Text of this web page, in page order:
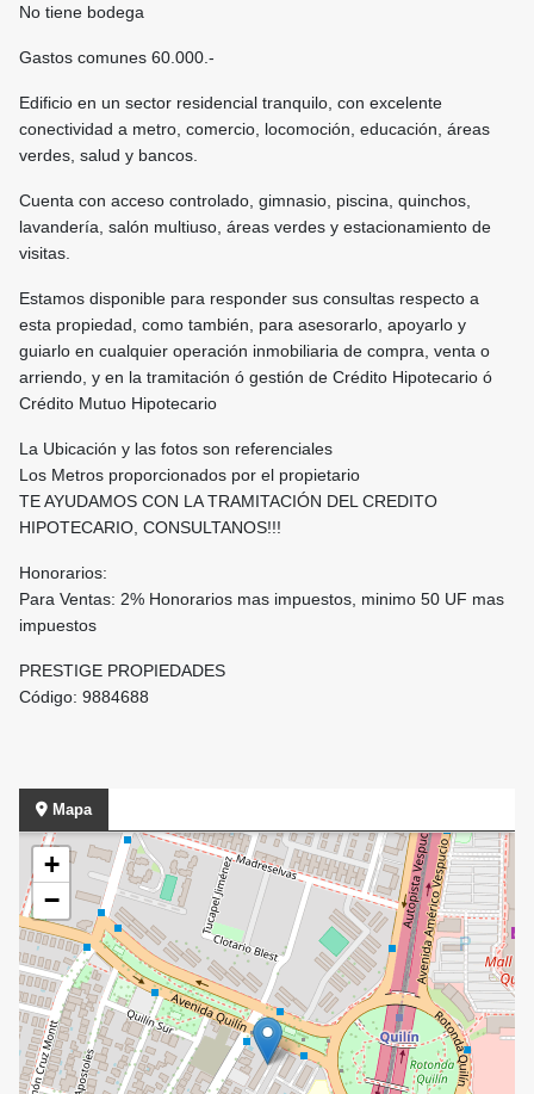
No tiene bodega
Gastos comunes 60.000.-
Edificio en un sector residencial tranquilo, con excelente
conectividad a metro, comercio, locomoción, educación, áreas
verdes, salud y bancos.
Cuenta con acceso controlado, gimnasio, piscina, quinchos,
lavandería, salón multiuso, áreas verdes y estacionamiento de
visitas.
Estamos disponible para responder sus consultas respecto a
esta propiedad, como también, para asesorarlo, apoyarlo y
guiarlo en cualquier operación inmobiliaria de compra, venta o
arriendo, y en la tramitación ó gestión de Crédito Hipotecario ó
Crédito Mutuo Hipotecario
La Ubicación y las fotos son referenciales
Los Metros proporcionados por el propietario
TE AYUDAMOS CON LA TRAMITACIÓN DEL CREDITO
HIPOTECARIO, CONSULTANOS!!!
Honorarios:
Para Ventas: 2% Honorarios mas impuestos, minimo 50 UF mas
impuestos
PRESTIGE PROPIEDADES
Código: 9884688
Mapa
+
−